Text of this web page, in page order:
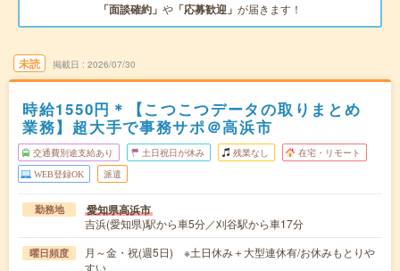
「面談確約」 や 「応募歓迎」 が届きます！
未読 掲載日 2026/07/30
時給1550円＊【こつこつデータの取りまとめ
業務】超大手で事務サポ＠高浜市
交通費別途支給あり 土日祝日が休み 残業なし 在宅・リモート
WEB登録OK 派遣
勤務地 愛知県高浜市
吉浜(愛知県)駅から車5分／刈谷駅から車17分
曜日頻度
月～金・祝(週5日) ※土日休み＋大型連休有/お休みもとりや
すい